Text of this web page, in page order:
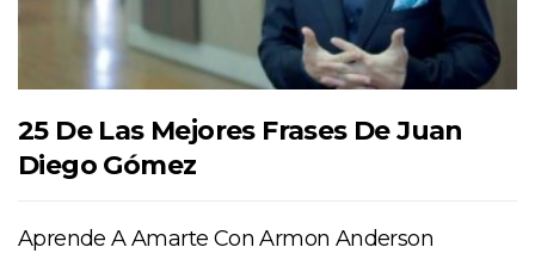
25 De Las Mejores Frases De Juan
Diego Gómez
Aprende A Amarte Con Armon Anderson